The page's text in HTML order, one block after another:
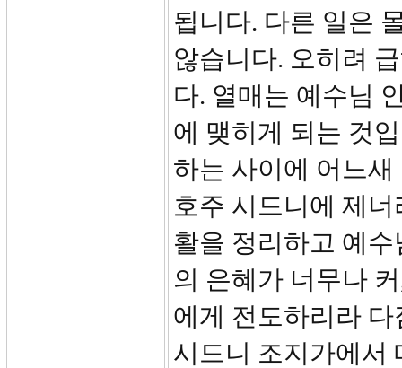
됩니다. 다른 일은
않습니다. 오히려
다. 열매는 예수님
에 맺히게 되는 것
하는 사이에 어느
호주 시드니에 제
활을 정리하고 예
의 은혜가 너무나
에게 전도하리라
시드니 조지가에서